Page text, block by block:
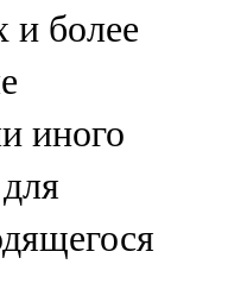
и более
иного